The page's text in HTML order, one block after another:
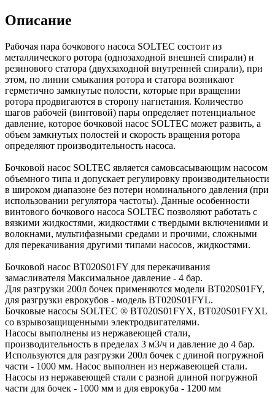
Описание
Рабочая пара бочкового насоса SOLTEC состоит из
металлического ротора (однозаходной внешней спирали) и
резинового статора (двухзаходной внутренней спирали), при
этом, по линии смыкания ротора и статора возникают
герметично замкнутые полости, которые при вращении
ротора продвигаются в сторону нагнетания. Количество
шагов рабочей (винтовой) пары определяет потенциальное
давление, которое бочковой насос SOLTEC может развить, а
объем замкнутых полостей и скорость вращения ротора
определяют производительность насоса.
Бочковой насос SOLTEC является самовсасывающим насосом
объемного типа и допускает регулировку производительности
в широком диапазоне без потери номинального давления (при
использовании регулятора частоты). Данные особенности
винтового бочкового насоса SOLTEC позволяют работать с
вязкими жидкостями, жидкостями с твердыми включениями и
волокнами, мультифазными средами и прочими, сложными
для перекачивания другими типами насосов, жидкостями.
Бочковой насос BT020S01FY для перекачивания
замасливателя Максимальное давление - 4 бар.
Для разгрузки 200л бочек применяются модели BТ020S01FY,
для разгрузки еврокубов - модель BТ020S01FYL.
Бочковые насосы SOLTEC ® BT020S01FYX, BT020S01FYXL
со взрывозащищенными электродвигателями.
Насосы выполнены из нержавеющей стали,
производительность в пределах 3 м3/ч и давление до 4 бар.
Используются для разгрузки 200л бочек с длиной погружной
части - 1000 мм. Насос выполнен из нержавеющей стали.
Насосы из нержавеющей стали с разной длиной погружной
части для бочек - 1000 мм и для еврокуба - 1200 мм